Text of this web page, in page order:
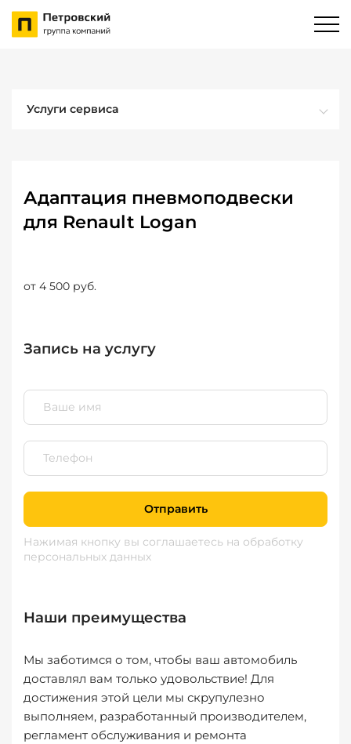
Услуги сервиса
Адаптация пневмоподвески
для Renault Logan
от 4 500 руб.
Запись на услугу
Отправить
Нажимая кнопку вы соглашаетесь на обработку
персональных данных
Наши преимущества
Мы заботимся о том, чтобы ваш автомобиль
доставлял вам только удовольствие! Для
достижения этой цели мы скрупулезно
выполняем, разработанный производителем,
регламент обслуживания и ремонта